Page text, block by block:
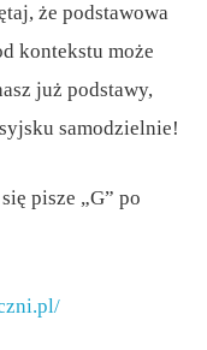
że podstawowa
kontekstu może
już podstawy,
samodzielnie!
pisze „G” po